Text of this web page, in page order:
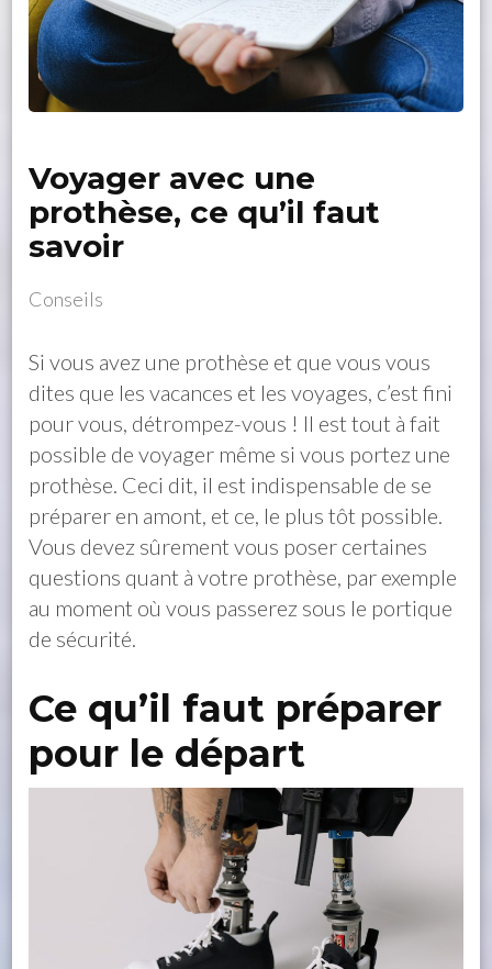
Voyager avec une
prothèse, ce qu’il faut
savoir
Conseils
Si vous avez une prothèse et que vous vous
dites que les vacances et les voyages, c’est fini
pour vous, détrompez-vous ! Il est tout à fait
possible de voyager même si vous portez une
prothèse. Ceci dit, il est indispensable de se
préparer en amont, et ce, le plus tôt possible.
Vous devez sûrement vous poser certaines
questions quant à votre prothèse, par exemple
au moment où vous passerez sous le portique
de sécurité.
Ce qu’il faut préparer
pour le départ